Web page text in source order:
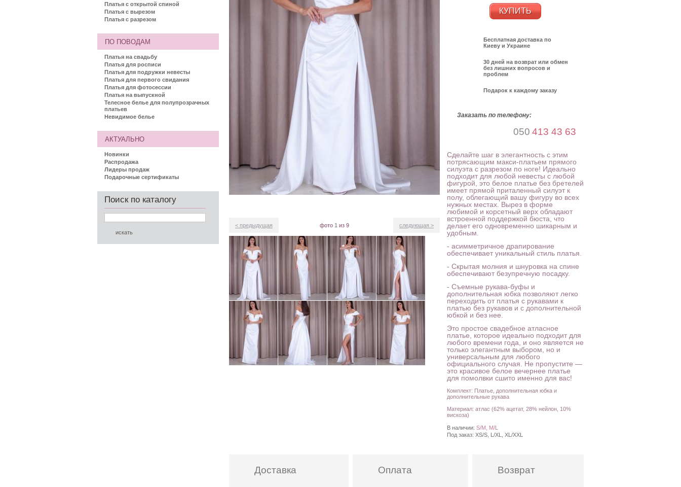
КУПИТЬ
Бесплатная доставка по
Киеву и Украине
30 дней на возврат или обмен
без лишних вопросов и
проблем
Подарок к каждому заказу
Заказать по телефону:
050 413 43 63
Сделайте шаг в элегантность с этим
потрясающим макси-платьем прямого
силуэта с разрезом по ноге! Идеально
подходит для любой невесты с любой
фигурой, это белое платье без бретелей
имеет прямой приталенный силуэт к
полу, облегающий вашу фигуру во всех
нужных местах. Вырез в форме
любимой и корсетный верх обладают
встроенной поддержкой бюста, что
делает его одновременно шикарным и
удобным.
- асимметричное драпирование
обеспечивает уникальный стиль платья.
- Скрытая молния и шнуровка на спине
обеспечивают безупречную посадку.
- Съемные рукава-буфы и
дополнительная юбка позволяют легко
переходить от платья с рукавами к
платью без рукавов и с дополнительной
юбкой и без нее.
Это простое свадебное атласное
платье, которое идеально подходит для
любого времени года, и оно является не
только элегантным выбором, но и
универсальным для любого
официального случая. Не пропустите —
это красивое белое вечернее платье
для помолвки сшито именно для вас!
Комплект: Платье, дополнительная юбка и
дополнительные рукава
Материал: атлас (62% ацетат, 28% нейлон, 10%
вискоза)
В наличии: S/M, M/L
Под заказ: XS/S, L/XL, XL/XXL
< предыдущая фото 1 из 9 следующая >
Доставка Оплата Возврат
Платья с открытой спиной
Платья с вырезом
Платья с разрезом
ПО ПОВОДАМ
Платья на свадьбу
Платья для росписи
Платья для подружки невесты
Платья для первого свидания
Платья для фотосессии
Платья на выпускной
Телесное белье для полупрозрачных
платьев
Невидимое белье
АКТУАЛЬНО
Новинки
Распродажа
Лидеры продаж
Подарочные сертификаты
Поиск по каталогу